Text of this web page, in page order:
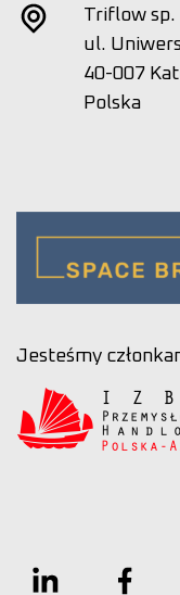
Triflow sp.
ul.
40-007
Polska
Jesteśmy